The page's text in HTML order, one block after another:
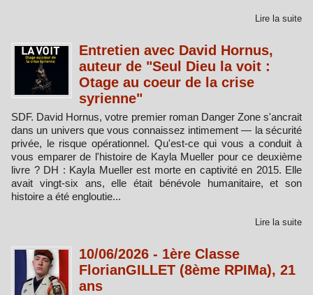
Lire la suite
Entretien avec David Hornus,
auteur de "Seul Dieu la voit :
Otage au coeur de la crise
syrienne"
SDF. David Hornus, votre premier roman Danger Zone s'ancrait
dans un univers que vous connaissez intimement — la sécurité
privée, le risque opérationnel. Qu'est-ce qui vous a conduit à
vous emparer de l'histoire de Kayla Mueller pour ce deuxième
livre ? DH : Kayla Mueller est morte en captivité en 2015. Elle
avait vingt-six ans, elle était bénévole humanitaire, et son
histoire a été engloutie...
Lire la suite
10/06/2026 - 1ère Classe
FlorianGILLET (8ème RPIMa), 21
ans